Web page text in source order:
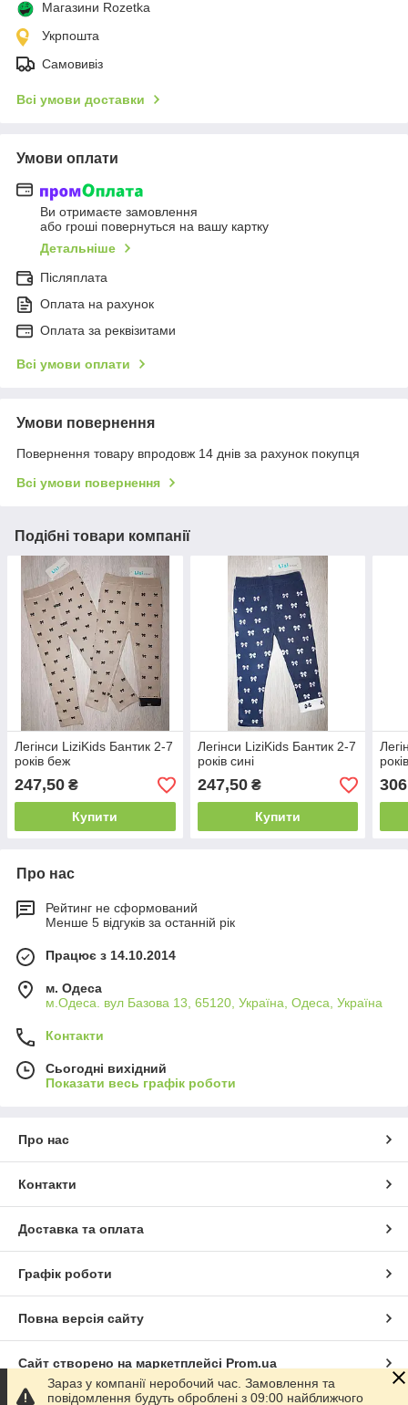
Магазини Rozetka
Укрпошта
Самовивіз
Всі умови доставки
Умови оплати
Ви отримаєте замовлення
або гроші повернуться на вашу картку
Детальніше
Післяплата
Оплата на рахунок
Оплата за реквізитами
Всі умови оплати
Умови повернення
Повернення товару впродовж 14 днів за рахунок покупця
Всі умови повернення
Подібні товари компанії
Легінси LiziKids Бантик 2-7
років беж
247,50 ₴
Купити
Легінси LiziKids Бантик 2-7
років сині
247,50₴
Купити
306
Про нас
Рейтинг не сформований
Менше 5 відгуків за останній рік
Працює з 14.10.2014
м. Одеса
м.Одеса. вул Базова 13, 65120, Україна, Одеса, Україна
Контакти
Сьогодні вихідний
Показати весь графік роботи
Про нас
Контакти
Доставка та оплата
Графік роботи
Повна версія сайту
Сайт створено на маркетплейсі Prom.ua
Зараз у компанії неробочий час. Замовлення та
повідомлення будуть оброблені з 09:00 найближчого